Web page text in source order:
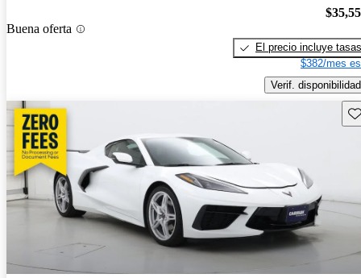
Buena oferta
El precio incluye tasas
$382/mes
Verif. disponibilidad